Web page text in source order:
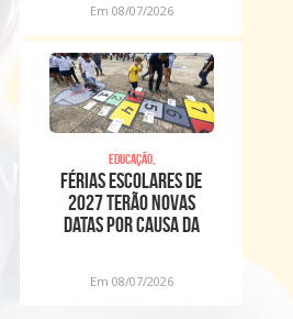
Em 08/07/2026
Educação,
Férias escolares de
2027 terão novas
datas por causa da
Em 08/07/2026